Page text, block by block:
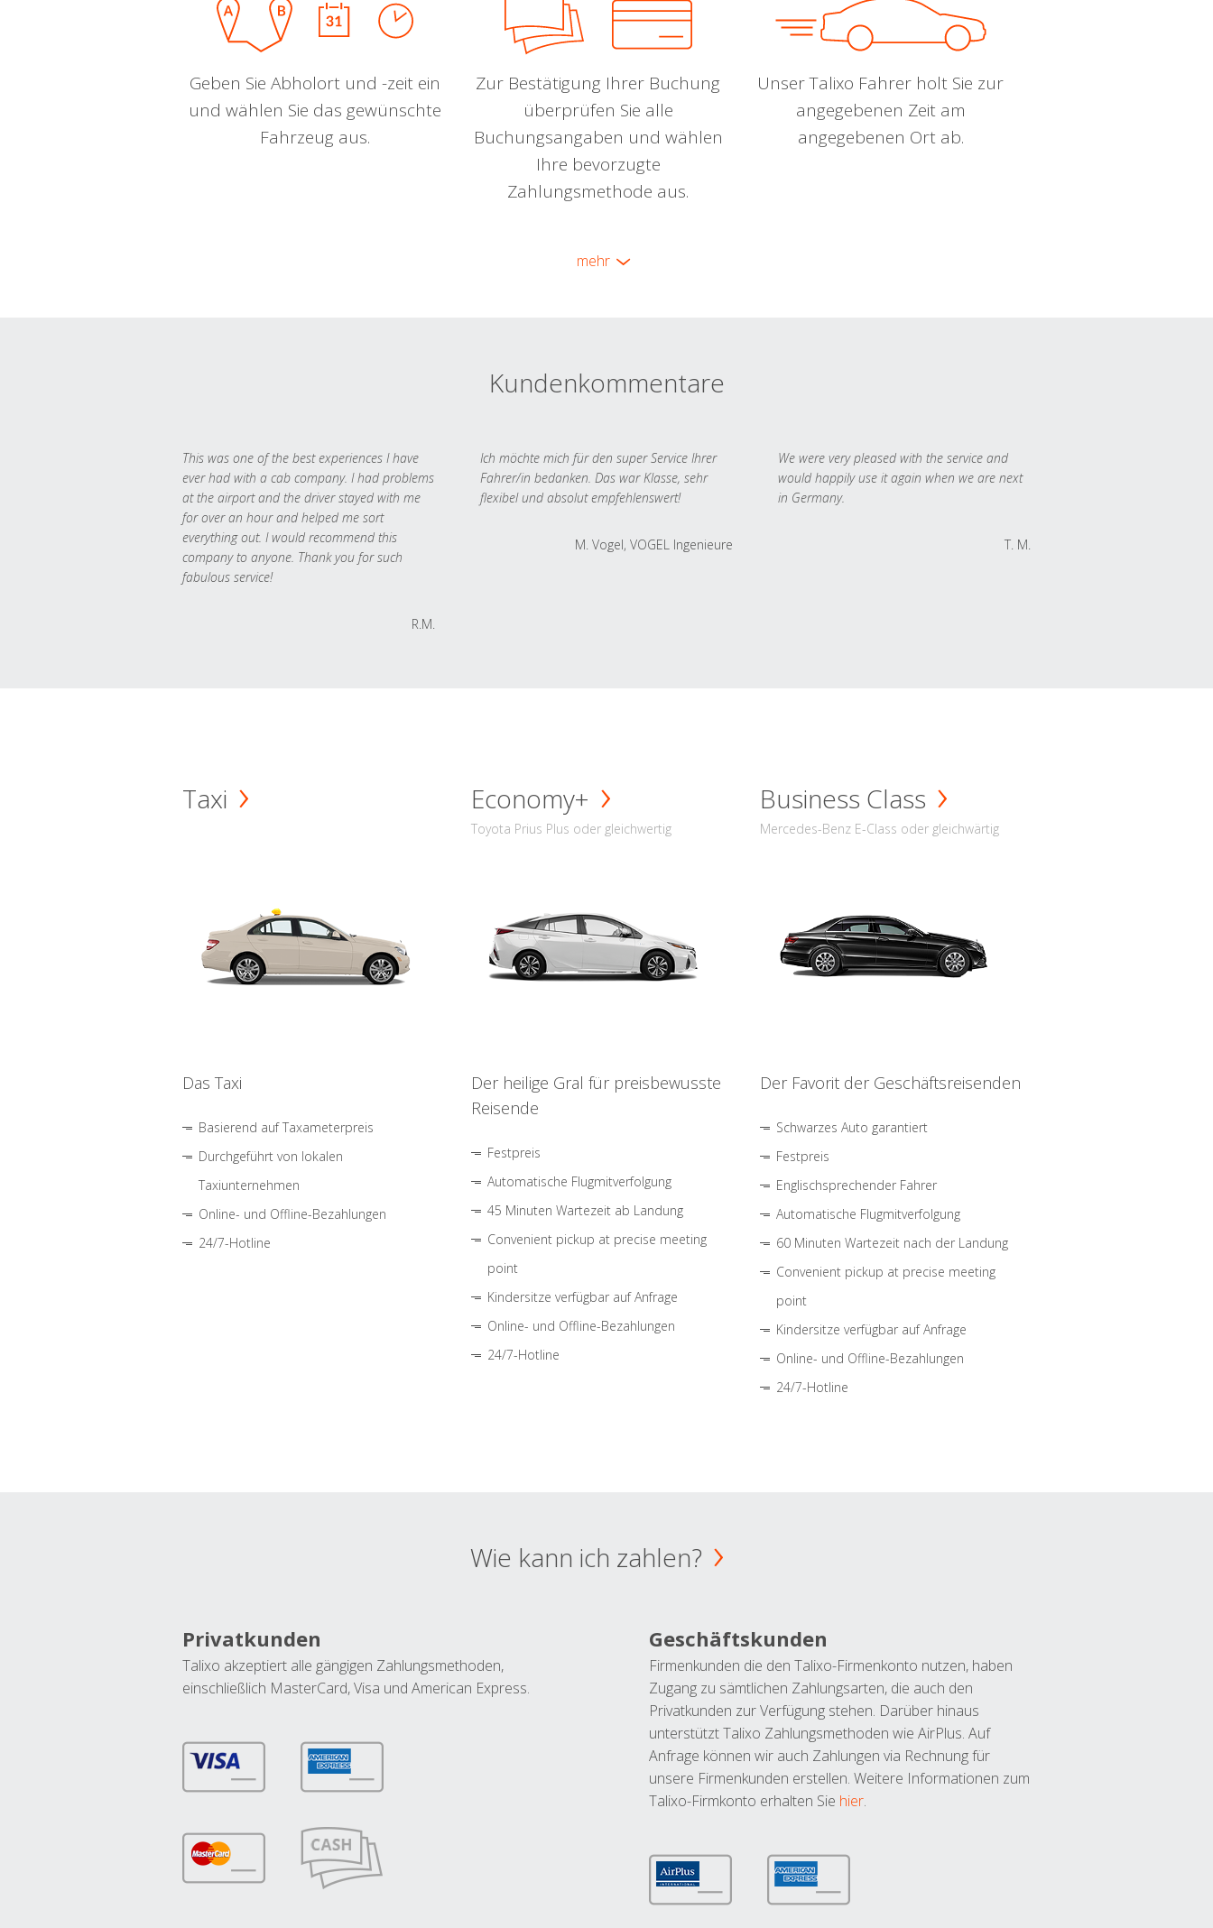
Geben Sie Abholort und -zeit ein
und wählen Sie das gewünschte
Fahrzeug aus.
Zur Bestätigung Ihrer Buchung
überprüfen Sie alle
Buchungsangaben und wählen
Ihre bevorzugte
Zahlungsmethode aus.
Unser Talixo Fahrer holt Sie zur
angegebenen Zeit am
angegebenen Ort ab.
mehr
Kundenkommentare
This was one of the best experiences I have
ever had with a cab company. I had problems
at the airport and the driver stayed with me
for over an hour and helped me sort
everything out. I would recommend this
company to anyone. Thank you for such
fabulous service!
R.M.
Ich möchte mich für den super Service Ihrer
Fahrer/in bedanken. Das war Klasse, sehr
flexibel und absolut empfehlenswert!
M. Vogel, VOGEL Ingenieure
We were very pleased with the service and
would happily use it again when we are next
in Germany.
T. M.
Taxi
Das Taxi
Basierend auf Taxameterpreis
Durchgeführt von lokalen
Taxiunternehmen
Online- und Offline-Bezahlungen
24/7-Hotline
Economy+
Toyota Prius Plus oder gleichwertig
Der heilige Gral für preisbewusste
Reisende
Festpreis
Automatische Flugmitverfolgung
45 Minuten Wartezeit ab Landung
Convenient pickup at precise meeting
point
Kindersitze verfügbar auf Anfrage
Online- und Offline-Bezahlungen
24/7-Hotline
Business Class
Mercedes-Benz E-Class oder gleichwärtig
Der Favorit der Geschäftsreisenden
Schwarzes Auto garantiert
Festpreis
Englischsprechender Fahrer
Automatische Flugmitverfolgung
60 Minuten Wartezeit nach der Landung
Convenient pickup at precise meeting
point
Kindersitze verfügbar auf Anfrage
Online- und Offline-Bezahlungen
24/7-Hotline
Wie kann ich zahlen?
Privatkunden
Talixo akzeptiert alle gängigen Zahlungsmethoden,
einschließlich MasterCard, Visa und American Express.
Geschäftskunden
Firmenkunden die den Talixo-Firmenkonto nutzen, haben
Zugang zu sämtlichen Zahlungsarten, die auch den
Privatkunden zur Verfügung stehen. Darüber hinaus
unterstützt Talixo Zahlungsmethoden wie AirPlus. Auf
Anfrage können wir auch Zahlungen via Rechnung für
unsere Firmenkunden erstellen. Weitere Informationen zum
Talixo-Firmkonto erhalten Sie hier.